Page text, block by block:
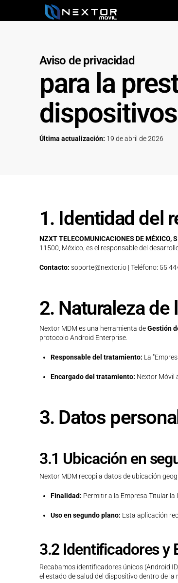
Aviso de privacidad
para la
Última actualización: 19 de abril de 2026
1. Identidad del
NZXT TELECOMUNICACIONES DE MÉXICO,
11500, México, es el responsable del
Contacto: soporte@nextor.io | Teléfono: 55
2. Naturaleza
Nextor MDM es una herramienta deGestión
protocolo Android Enterprise.
Responsable del tratamiento: La
Encargado del tratamiento: Nextor Móvil
3. Datos
3.1 Ubicación en
Nextor MDM recopila datos de ubicación
Finalidad: Permitir a la Empresa Titular
Uso en segundo plano: Esta aplicación
3.2 Identificadores y
Recabamos identificadores únicos (Android
el estado de salud del dispositivo dentro de la